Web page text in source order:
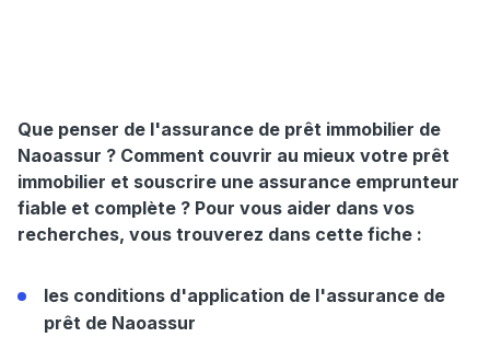
Que penser de l'assurance de prêt immobilier de
Naoassur ? Comment couvrir au mieux votre prêt
immobilier et souscrire une assurance emprunteur
fiable et complète ? Pour vous aider dans vos
recherches, vous trouverez dans cette fiche :
les conditions d'application de l'assurance de
prêt de Naoassur